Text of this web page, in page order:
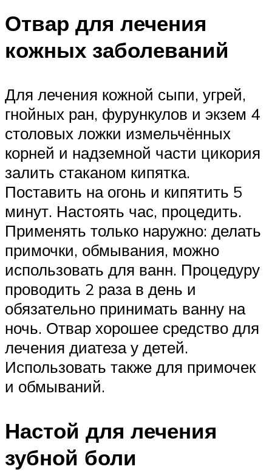
Отвар для лечения
кожных заболеваний
Для лечения кожной сыпи, угрей,
гнойных ран, фурункулов и экзем 4
столовых ложки измельчённых
корней и надземной части цикория
залить стаканом кипятка.
Поставить на огонь и кипятить 5
минут. Настоять час, процедить.
Применять только наружно: делать
примочки, обмывания, можно
использовать для ванн. Процедуру
проводить 2 раза в день и
обязательно принимать ванну на
ночь. Отвар хорошее средство для
лечения диатеза у детей.
Использовать также для примочек
и обмываний.
Настой для лечения
зубной боли